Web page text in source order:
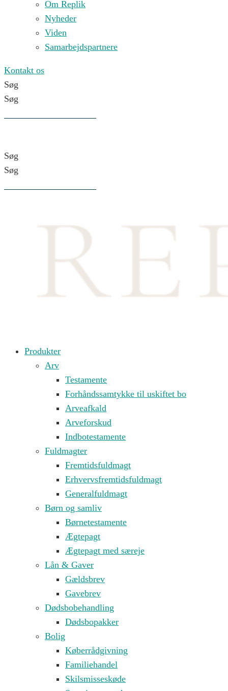
Om Replik
Nyheder
Viden
Samarbejdspartnere
Kontakt os
Søg
Søg
Søg
Søg
Produkter
Arv
Testamente
Forhåndssamtykke til uskiftet bo
Arveafkald
Arveforskud
Indbotestamente
Fuldmagter
Fremtidsfuldmagt
Erhvervsfremtidsfuldmagt
Generalfuldmagt
Børn og samliv
Børnetestamente
Ægtepagt
Ægtepagt med særeje
Lån & Gaver
Gældsbrev
Gavebrev
Dødsbobehandling
Dødsbopakker
Bolig
Køberrådgivning
Familiehandel
Skilsmisseskøde